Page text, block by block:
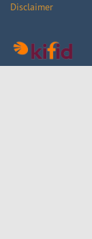
Disclaimer